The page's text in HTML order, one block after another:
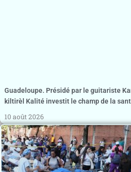
Guadeloupe. Présidé par le guitariste
kiltirèl Kalité investit le champ de la
10 août 2026